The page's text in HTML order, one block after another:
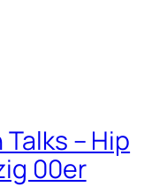
– Hip
00er